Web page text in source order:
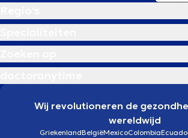
Wij revolutioneren de
wereldwijd
GriekenlandBelgiëMexicoColombia